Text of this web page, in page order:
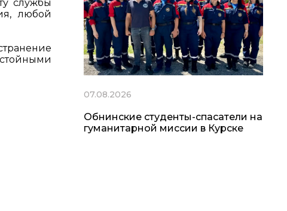
службы
любой
07.08.2026
Обнинские студенты-спасатели на
гуманитарной миссии в Курске